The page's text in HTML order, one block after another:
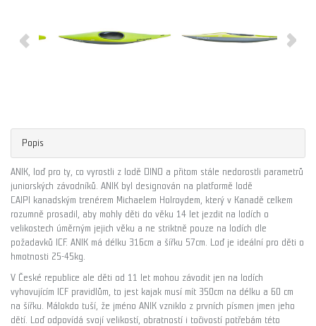
Popis
ANIK, loď pro ty, co vyrostli z lodě DINO a přitom stále nedorostli parametrů
juniorských závodníků. ANIK byl designován na platformě lodě
CAIPI kanadským trenérem Michaelem Holroydem, který v Kanadě celkem
rozumně prosadil, aby mohly děti do věku 14 let jezdit na lodích o
velikostech úměrným jejich věku a ne striktně pouze na lodích dle
požadavků ICF. ANIK má délku 316cm a šířku 57cm. Loď je ideální pro děti o
hmotnosti 25-45kg.
V České republice ale děti od 11 let mohou závodit jen na lodích
vyhovujícím ICF pravidlům, to jest kajak musí mít 350cm na délku a 60 cm
na šířku. Málokdo tuší, že jméno ANIK vzniklo z prvních písmen jmen jeho
dětí. Loď odpovídá svojí velikostí, obratností i točivostí potřebám této